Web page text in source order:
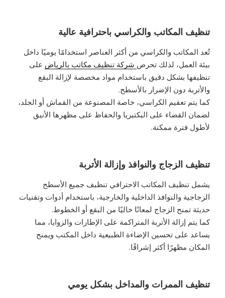
تنظيف المكاتب والكراسي باحترافية عالية
تُعد المكاتب والكراسي من أكثر العناصر استخدامًا يوميًا داخل
بيئة العمل، لذلك تحرص شركة تنظيف مكاتب بالرياض على
تنظيفها بشكل دقيق باستخدام مواد مخصصة لإزالة البقع
والأتربة دون الإضرار بالأسطح.
كما يتم تعقيم الكراسي، خاصة المصنوعة من القماش أو الجلد،
لضمان القضاء على البكتيريا والحفاظ على مظهرها الأنيق
لأطول فترة ممكنة.
تنظيف الزجاج والنوافذ وإزالة الأتربة
يشمل تنظيف المكاتب الاحترافي تنظيف جميع الأسطح
الزجاجية والنوافذ الداخلية والخارجية، باستخدام أدوات وتقنيات
حديثة تمنح الزجاج لمعانًا خاليًا من البقع أو الخطوط.
كما يتم إزالة الأتربة المتراكمة على الإطارات والزوايا، مما
يساعد على تحسين الإضاءة الطبيعية داخل المكتب ويمنح
المكان مظهرًا أكثر إشراقًا.
تنظيف الممرات والمداخل بشكل يومي